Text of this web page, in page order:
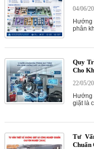
04/06/
Hướng
phân
Quy
Cho
22/05/
Hướng
giặt là
Tư
Chuẩn